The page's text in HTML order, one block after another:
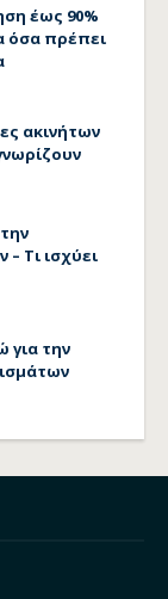
έως 90%
όσα πρέπει
ακινήτων
Τι ισχύει
για την